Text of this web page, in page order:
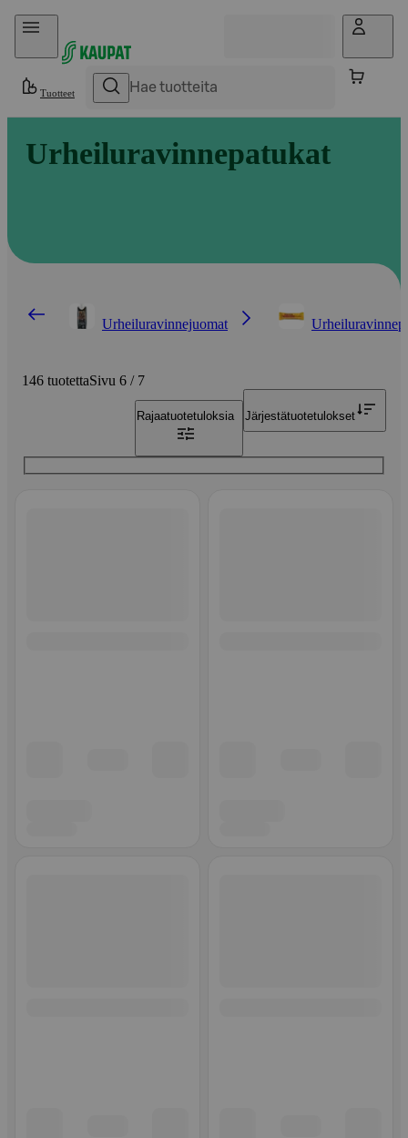
Hyppää sisältöön
Tuotteet
Urheiluravinnepatukat
Urheiluravinnejuomat
146 tuotettaSivu 6 / 7
Rajaatuotetuloksia Järjestätuotetulokset